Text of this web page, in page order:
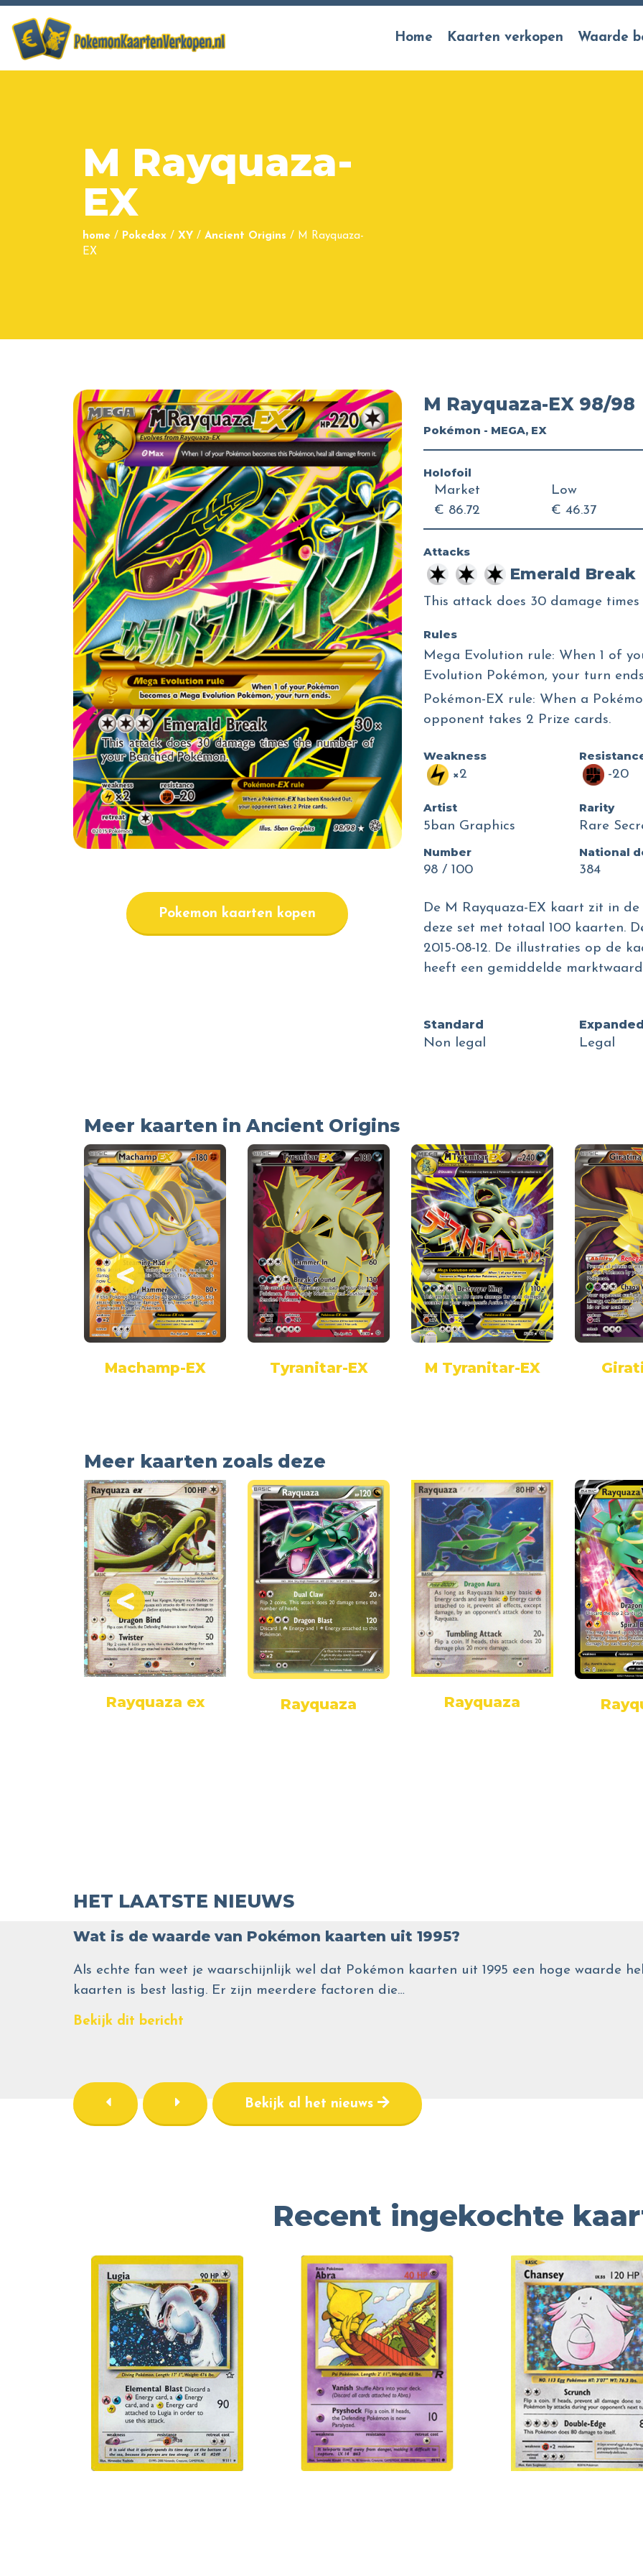
Home Kaarten verkopen Waarde
M Rayquaza-
EX
home / Pokedex / XY / Ancient Origins / M Rayquaza-
EX
Pokemon kaarten kopen
M Rayquaza-EX 98/98
Pokémon - MEGA, EX
Holofoil
Market
€ 86.72
Low
€ 46.37
Attacks
Emerald Break
This attack does 30 damage
Rules
Mega Evolution rule: When 1 of
Evolution Pokémon, your turn
Pokémon-EX rule: When a
opponent takes 2 Prize cards.
Weakness
×2
-20
Artist
5ban Graphics
Rarity
Rare
Number
98 / 100
National
384
De M Rayquaza-EX kaart zit in
deze set met totaal 100 kaarten.
2015-08-12. De illustraties op de
heeft een gemiddelde
Standard
Non legal
Expanded
Legal
Meer kaarten in Ancient Origins
Machamp-EX Tyranitar-EX M Tyranitar-EX
Meer kaarten zoals deze
Rayquaza ex Rayquaza Rayquaza
HET LAATSTE NIEUWS
Wat is de waarde van Pokémon kaarten uit 1995?
Als echte fan weet je waarschijnlijk wel dat Pokémon kaarten uit 1995 een hoge waarde
kaarten is best lastig. Er zijn meerdere factoren die…
Bekijk dit bericht
Bekijk al het nieuws
Recent ingekochte